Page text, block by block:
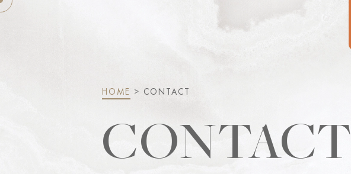
HOME > CONTACT
CONTACT